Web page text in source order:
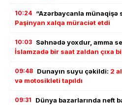
10:24 “Azərbaycanla münaqişə
Paşinyan xalqa müraciət etdi
10:03 Səhnədə yoxdur, amma
İslamzadə bir saat zaldan çıxa
09:48 Dunayın suyu çəkildi: 2
və motosikleti tapıldı
09:31 Dünya bazarlarında neft